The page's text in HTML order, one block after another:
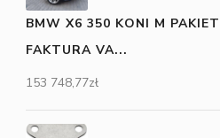
BMW X6 350 KONI M
FAKTURA VA...
153 748,77zł